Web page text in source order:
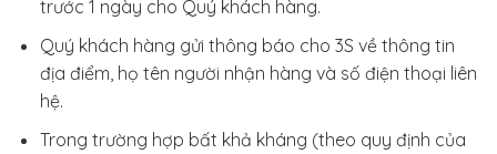
trước 1 ngày cho Quý khách hàng.
Quý khách hàng gửi thông báo cho 3S về thông tin
địa điểm, họ tên người nhận hàng và số điện thoại liên
hệ.
Trong trường hợp bất khả kháng (theo quy định của